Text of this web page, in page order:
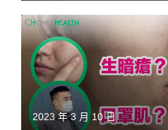
2023 年 3 月 10 日